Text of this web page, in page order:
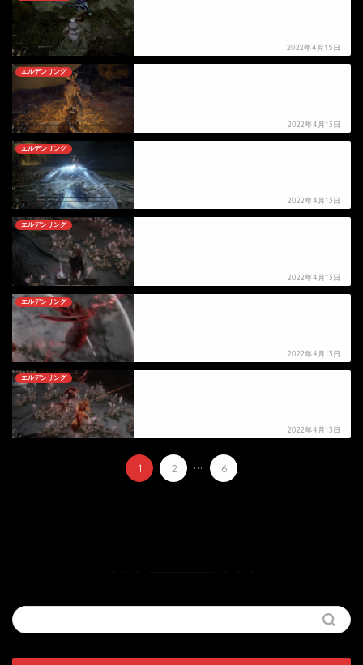
2022年4月15日
エルデンリング
2022年4月13日
エルデンリング
2022年4月13日
エルデンリング
2022年4月13日
エルデンリング
2022年4月13日
エルデンリング
2022年4月13日
1 2 ... 6